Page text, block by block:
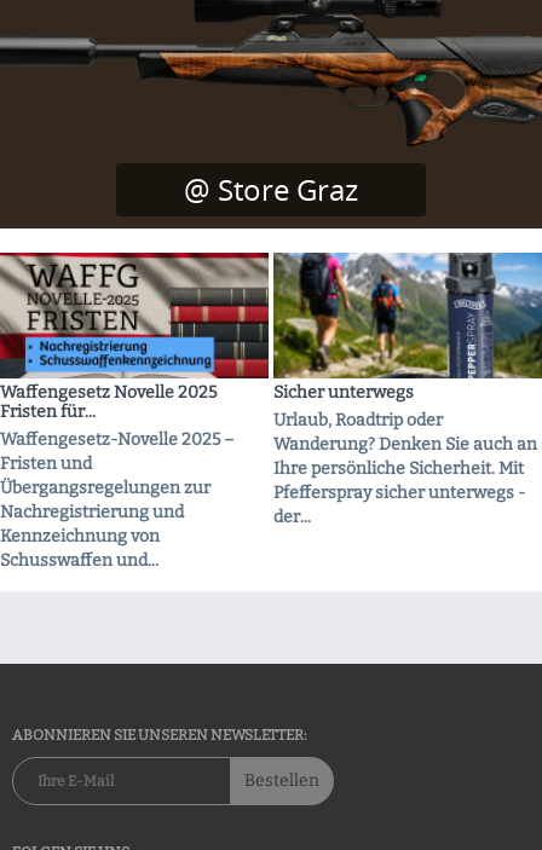
@ Store Graz
Waffengesetz Novelle 2025
Fristen für...
Waffengesetz-Novelle 2025 –
Fristen und
Übergangsregelungen zur
Nachregistrierung und
Kennzeichnung von
Schusswaffen und...
Sicher unterwegs
Urlaub, Roadtrip oder
Wanderung? Denken Sie auch an
Ihre persönliche Sicherheit. Mit
Pfefferspray sicher unterwegs -
der...
ABONNIEREN SIE UNSEREN NEWSLETTER:
Bestellen